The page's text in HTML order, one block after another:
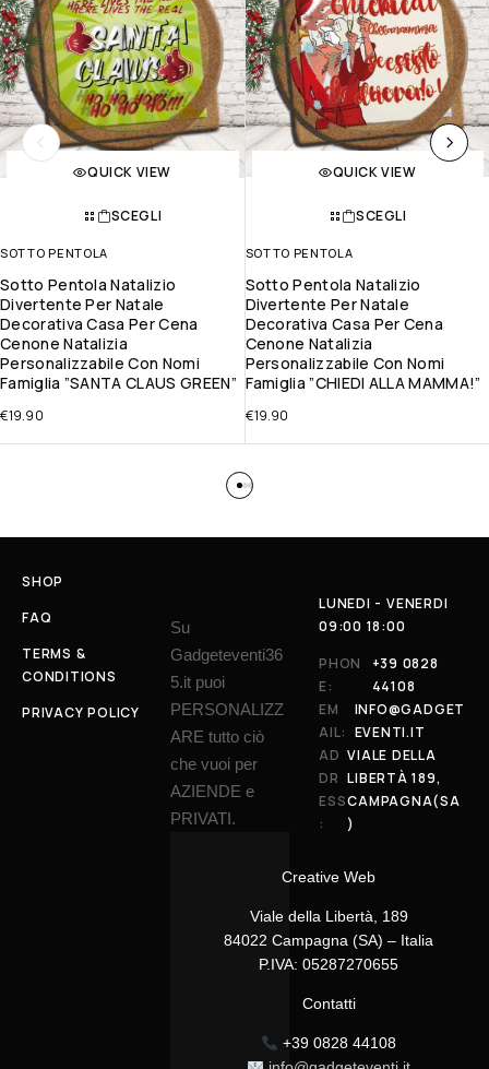
QUICK VIEW
SCEGLI
SOTTO PENTOLA
Sotto Pentola Natalizio
Divertente Per Natale
Decorativa Casa Per Cena
Cenone Natalizia
Personalizzabile Con Nomi
Famiglia ”SANTA CLAUS GREEN”
€19.90
QUICK VIEW
SCEGLI
SOTTO PENTOLA
Sotto Pentola Natalizio
Divertente Per Natale
Decorativa Casa Per Cena
Cenone Natalizia
Personalizzabile Con Nomi
Famiglia ”CHIEDI ALLA MAMMA!”
€19.90
SHOP
FAQ
TERMS &
CONDITIONS
PRIVACY POLICY
Su
Gadgeteventi36
5.it puoi
PERSONALIZZ
ARE tutto ciò
che vuoi per
AZIENDE e
PRIVATI.
Creative Web
Viale della Libertà, 189
84022 Campagna (SA) – Italia
P.IVA: 05287270655
Contatti
+39 0828 44108
LUNEDI - VENERDI
09:00 18:00
PHON
E:
+39 0828
44108
EM
AIL:
INFO@GADGET
EVENTI.IT
AD
DR
ESS
:
VIALE DELLA
LIBERTÀ 189,
CAMPAGNA(SA
)